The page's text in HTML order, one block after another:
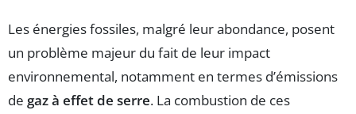
Les énergies fossiles, malgré leur abondance, posent
un problème majeur du fait de leur impact
environnemental, notamment en termes d’émissions
de gaz à effet de serre. La combustion de ces